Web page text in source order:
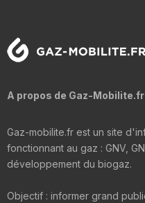
A propos de Gaz-Mobilite.fr
Gaz-mobilite.fr est un site
fonctionnant au gaz : GNV,
développement du biogaz.
Objectif : informer grand